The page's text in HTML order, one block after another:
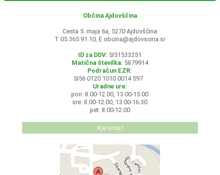
Občina Ajdovščina
Cesta 5. maja 6a, 5270 Ajdovščina
T 05 365 91 10, E obcina@ajdovscina.si
ID za DDV: SI51533251
Matična številka: 5879914
Podračun EZR:
SI56 0120 1010 0014 597
Uradne ure:
pon: 8.00-12.00, 13.00-15.00
sre: 8.00-12.00, 13.00-16.30
pet: 8.00-12.00
Kje smo?